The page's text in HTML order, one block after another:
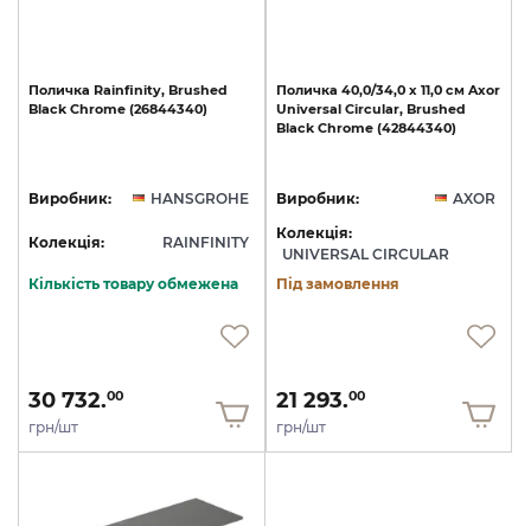
Поличка Rainfinity, Brushed
Black Chrome (26844340)
Виробник: HANSGROHE
Колекція: RAINFINITY
Кількість товару обмежена
30 732.00
грн/шт
Поличка 40,0/34,0 х 11,0 см Axor
Universal Circular, Brushed
Black Chrome (42844340)
Виробник:
AXOR
Колекція:
UNIVERSAL CIRCULAR
Під замовлення
21 293.00
грн/шт